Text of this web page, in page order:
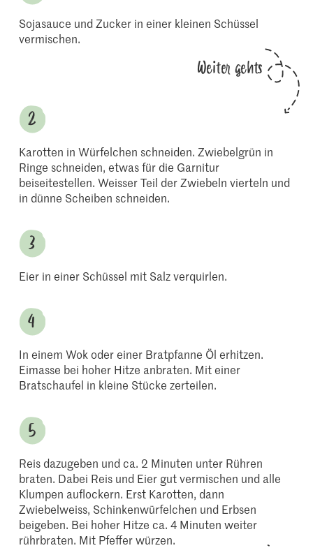
Sojasauce und Zucker in einer kleinen Schüssel
vermischen.
Weiter gehts
Karotten in Würfelchen schneiden. Zwiebelgrün in
Ringe schneiden, etwas für die Garnitur
beiseitestellen. Weisser Teil der Zwiebeln vierteln und
in dünne Scheiben schneiden.
Eier in einer Schüssel mit Salz verquirlen.
In einem Wok oder einer Bratpfanne Öl erhitzen.
Eimasse bei hoher Hitze anbraten. Mit einer
Bratschaufel in kleine Stücke zerteilen.
Reis dazugeben und ca. 2 Minuten unter Rühren
braten. Dabei Reis und Eier gut vermischen und alle
Klumpen auflockern. Erst Karotten, dann
Zwiebelweiss, Schinkenwürfelchen und Erbsen
beigeben. Bei hoher Hitze ca. 4 Minuten weiter
rührbraten. Mit Pfeffer würzen.